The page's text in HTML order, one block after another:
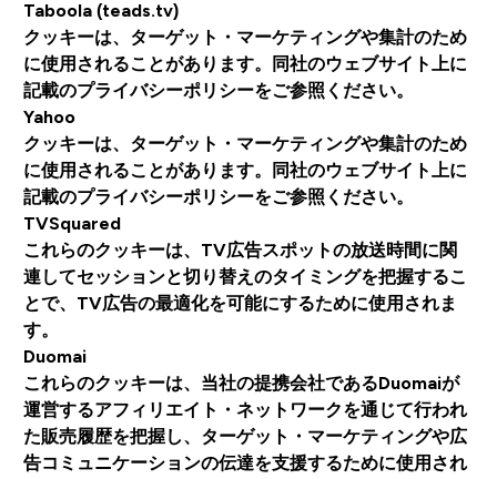
Taboola (teads.tv)
クッキーは、ターゲット・マーケティングや集計のため
に使用されることがあります。同社のウェブサイト上に
記載のプライバシーポリシーをご参照ください。
Yahoo
クッキーは、ターゲット・マーケティングや集計のため
に使用されることがあります。同社のウェブサイト上に
記載のプライバシーポリシーをご参照ください。
TVSquared
これらのクッキーは、TV広告スポットの放送時間に関
連してセッションと切り替えのタイミングを把握するこ
とで、TV広告の最適化を可能にするために使用されま
す。
Duomai
これらのクッキーは、当社の提携会社であるDuomaiが
運営するアフィリエイト・ネットワークを通じて行われ
た販売履歴を把握し、ターゲット・マーケティングや広
告コミュニケーションの伝達を支援するために使用され